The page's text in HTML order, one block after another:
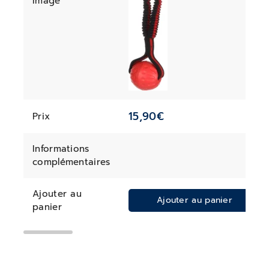
Prix 15,90€
Informations
complémentaires
Ajouter au
panier
Ajouter au panier